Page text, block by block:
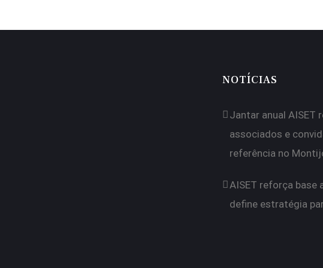
NOTÍCIAS
Jantar anual AISET
associados e
referência no
AISET reforça base
define estratégia